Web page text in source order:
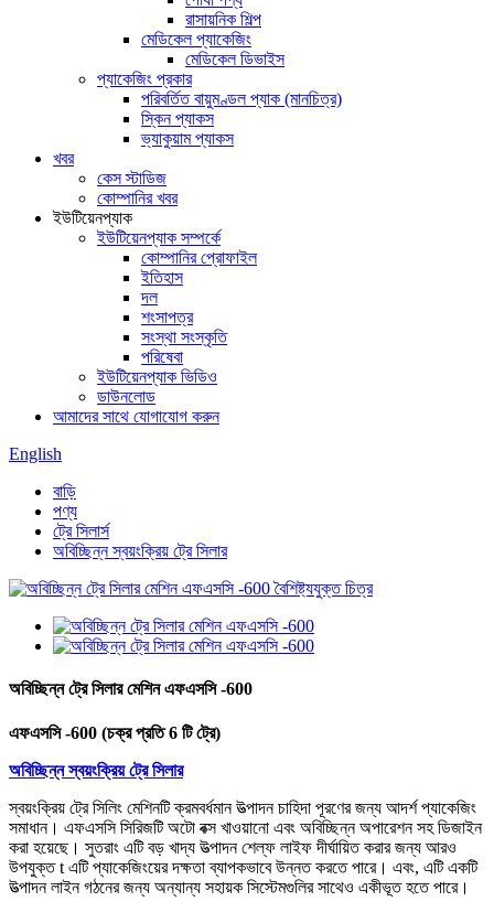
রাসায়নিক শিল্প
মেডিকেল প্যাকেজিং
মেডিকেল ডিভাইস
প্যাকেজিং প্রকার
পরিবর্তিত বায়ুমণ্ডল প্যাক (মানচিত্র)
স্কিন প্যাকস
ভ্যাকুয়াম প্যাকস
খবর
কেস স্টাডিজ
কোম্পানির খবর
ইউটিয়েনপ্যাক
ইউটিয়েনপ্যাক সম্পর্কে
কোম্পানির প্রোফাইল
ইতিহাস
দল
শংসাপত্র
সংস্থা সংস্কৃতি
পরিষেবা
ইউটিয়েনপ্যাক ভিডিও
ডাউনলোড
আমাদের সাথে যোগাযোগ করুন
English
বাড়ি
পণ্য
ট্রে সিলার্স
অবিচ্ছিন্ন স্বয়ংক্রিয় ট্রে সিলার
অবিচ্ছিন্ন ট্রে সিলার মেশিন এফএসসি -600
এফএসসি -600 (চক্র প্রতি 6 টি ট্রে)
অবিচ্ছিন্ন স্বয়ংক্রিয় ট্রে সিলার
স্বয়ংক্রিয় ট্রে সিলিং মেশিনটি ক্রমবর্ধমান উত্পাদন চাহিদা পূরণের জন্য আদর্শ প্যাকেজিং
সমাধান। এফএসসি সিরিজটি অটো বক্স খাওয়ানো এবং অবিচ্ছিন্ন অপারেশন সহ ডিজাইন
করা হয়েছে। সুতরাং এটি বড় খাদ্য উত্পাদন শেল্ফ লাইফ দীর্ঘায়িত করার জন্য আরও
উপযুক্ত t এটি প্যাকেজিংয়ের দক্ষতা ব্যাপকভাবে উন্নত করতে পারে। এবং, এটি একটি
উত্পাদন লাইন গঠনের জন্য অন্যান্য সহায়ক সিস্টেমগুলির সাথেও একীভূত হতে পারে।